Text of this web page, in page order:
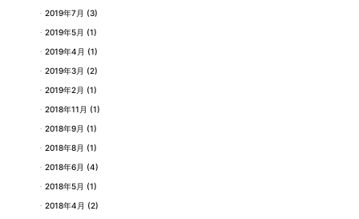
2019年7月 (3)
2019年5月 (1)
2019年4月 (1)
2019年3月 (2)
2019年2月 (1)
2018年11月 (1)
2018年9月 (1)
2018年8月 (1)
2018年6月 (4)
2018年5月 (1)
2018年4月 (2)